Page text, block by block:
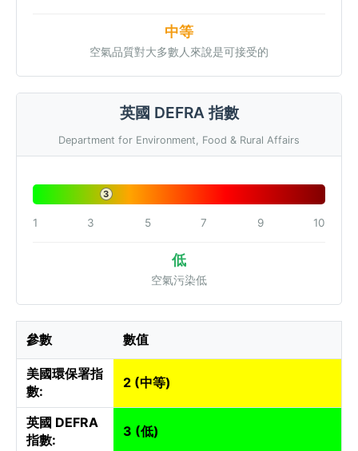
中等
空氣品質對大多數人來說是可接受的
英國 DEFRA 指數
Department for Environment, Food & Rural Affairs
3
1 3 5 7 9 10
低
空氣污染低
參數 數值
美國環保署指
數:
2 (中等)
英國 DEFRA
指數:
3 (低)